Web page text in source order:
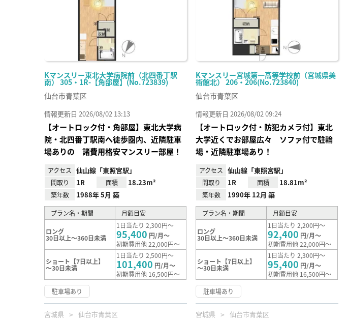
Kマンスリー東北大学病院前（北四番丁駅
南） 305・1R-【角部屋】(No.723839)
仙台市青葉区
情報更新日 2026/08/02 13:13
【オートロック付・角部屋】東北大学病
院・北四番丁駅南へ徒歩圏内、近隣駐車
場ありの 諸費用格安マンスリー部屋！
アクセス 仙山線「東照宮駅」
間取り 1R 面積 18.23m²
築年数 1988年 5月 築
プラン名・期間 月額目安
ロング
30日以上～360日未満
1日当たり 2,300円～
95,400 円/月～
初期費用他 22,000円～
ショート【7日以上】
～30日未満
1日当たり 2,500円～
101,400 円/月～
初期費用他 16,500円～
駐車場あり
宮城県 仙台市青葉区
Kマンスリー宮城第一高等学校前（宮城県美
術館北） 206・206(No.723840)
仙台市青葉区
情報更新日 2026/08/02 09:24
【オートロック付・防犯カメラ付】東北
大学近くでお部屋広々 ソファ付で駐輪
場・近隣駐車場あり！
アクセス 仙山線「東照宮駅」
間取り 1R 面積 18.81m²
築年数 1990年 12月 築
プラン名・期間 月額目安
ロング
30日以上～360日未満
1日当たり 2,200円～
92,400 円/月～
初期費用他 22,000円～
ショート【7日以上】
～30日未満
1日当たり 2,300円～
95,400 円/月～
初期費用他 16,500円～
駐車場あり
宮城県 仙台市青葉区